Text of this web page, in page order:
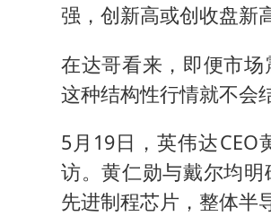
强，创新高或创收盘新
在达哥看来，即便市
这种结构性行情就不会
5月19日，英伟达CEO
访。黄仁勋与戴尔均
先进制程芯片，整体半